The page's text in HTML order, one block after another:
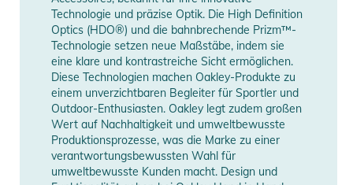
- RFID-Passtasche
- Verstellbare Velcro®-Manschetten
- Jacke-Hose-Integration mit Schneefang
- 154 gr
- Performance fit
- 43 % POLYESTER, 57 % RECYCELTER POLYESTER
Produktinformationen und
Sicherheitshinweise
Manufacturer
Information
Herstellerangaben
anzeigen
Technologie und präzise Optik. Die High Definition
Optics (HDO®) und die bahnbrechende Prizm™-
Technologie setzen neue Maßstäbe, indem sie
eine klare und kontrastreiche Sicht ermöglichen.
Diese Technologien machen Oakley-Produkte zu
einem unverzichtbaren Begleiter für Sportler und
Outdoor-Enthusiasten. Oakley legt zudem großen
Wert auf Nachhaltigkeit und umweltbewusste
Produktionsprozesse, was die Marke zu einer
verantwortungsbewussten Wahl für
umweltbewusste Kunden macht. Design und